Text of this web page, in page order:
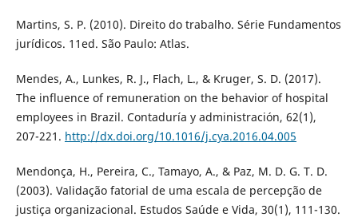
Martins, S. P. (2010). Direito do trabalho. Série Fundamentos
jurídicos. 11ed. São Paulo: Atlas.
Mendes, A., Lunkes, R. J., Flach, L., & Kruger, S. D. (2017).
The influence of remuneration on the behavior of hospital
employees in Brazil. Contaduría y administración, 62(1),
207-221. http://dx.doi.org/10.1016/j.cya.2016.04.005
Mendonça, H., Pereira, C., Tamayo, A., & Paz, M. D. G. T. D.
(2003). Validação fatorial de uma escala de percepção de
justiça organizacional. Estudos Saúde e Vida, 30(1), 111-130.